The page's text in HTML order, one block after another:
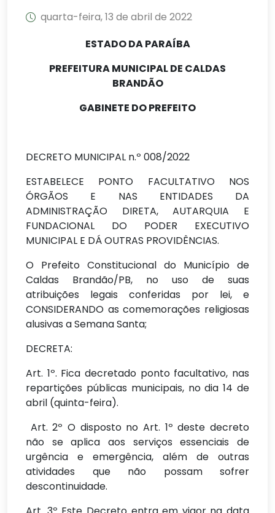
quarta-feira, 13 de abril de 2022
ESTADO DAPARAÍBA
PREFEITURA MUNICIPAL DE CALDAS
BRANDÃO
GABINETE DO PREFEITO
DECRETO MUNICIPAL n.º 008/2022
ESTABELECE PONTO FACULTATIVO NOS
ÓRGÃOS E NAS ENTIDADES DA
ADMINISTRAÇÃO DIRETA, AUTARQUIA E
FUNDACIONAL DO PODER EXECUTIVO
MUNICIPAL E DÁ OUTRAS PROVIDÊNCIAS.
O Prefeito Constitucional do Município de
Caldas Brandão/PB, no uso de suas
atribuições legais conferidas por lei, e
CONSIDERANDO as comemorações religiosas
alusivas a Semana Santa;
DECRETA:
Art. 1º. Fica decretado ponto facultativo, nas
repartições públicas municipais, no dia 14 de
abril (quinta-feira).
Art. 2º O disposto no Art. 1º deste decreto
não se aplica aos serviços essenciais de
urgência e emergência, além de outras
atividades que não possam sofrer
descontinuidade.